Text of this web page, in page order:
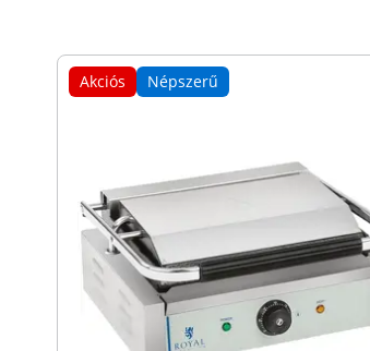
Akciós Népszerű